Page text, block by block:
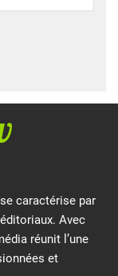
caractérise par
Avec
réunit l’une
et